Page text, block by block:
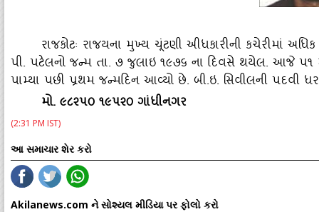
રાજકોટઃ રાજયના મુખ્‍ય ચૂંટણી અીધકારીની કચેરીમાં
પી. પટેલનો જન્‍મ તા. ૭ જુલાઇ ૧૯૭૬ ના દિવસે થયેલ. આજે પ૧
પામ્‍યા પછી પ્રથમ જન્‍મદિન આવ્‍યો છે. બી.ઇ. સિવીલની પદવી
મો. ૯૮૨૫૦ ૧૯૫૨૦ ગાંધીનગર
(2:31 PM IST)
આ સમાચાર શેર કરો
Akilanews.com ને સોશ્યલ મીડિયા પર ફોલો કરો